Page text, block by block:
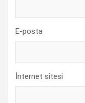
E-posta
İnternet sitesi